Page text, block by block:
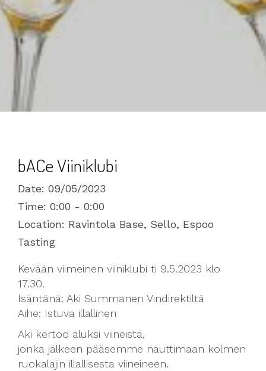
bACe Viiniklubi
Date: 09/05/2023
Time: 0:00 - 0:00
Location: Ravintola Base, Sello, Espoo
Tasting
Kevään viimeinen viiniklubi ti 9.5.2023 klo
17.30.
Isäntänä: Aki Summanen Vindirektiltä
Aihe: Istuva illallinen
Aki kertoo aluksi viineistä,
jonka jälkeen pääsemme nauttimaan kolmen
ruokalajin illallisesta viineineen.